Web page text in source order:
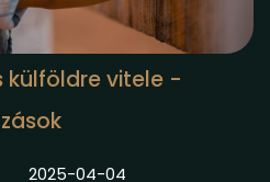
külföldre vitele -
2025-04-04